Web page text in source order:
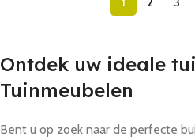
Ontdek uw ideale
Tuinmeubelen
Bent u op zoek naar de perfecte